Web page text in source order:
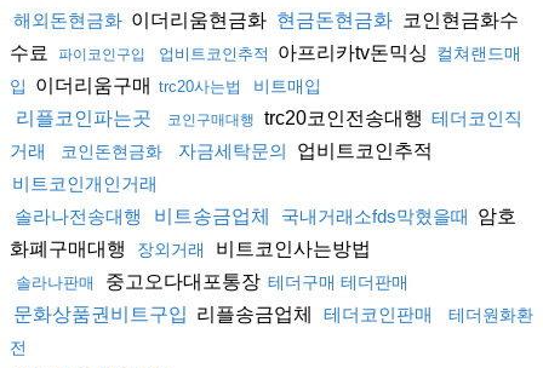
해외돈현금화 이더리움현금화 현금돈현금화 코인현금화수
수료
파이코인구입 업비트코인추적 아프리카tv돈믹싱
컬쳐랜드매
입
이더리움구매 trc20사는법 비트매입
리플코인파는곳 코인구매대행 trc20코인전송대행 테더코인직
거래
코인돈현금화 자금세탁문의 업비트코인추적
비트코인개인거래
솔라나전송대행
비트송금업체 국내거래소fds막혔을때
암호
화폐구매대행
장외거래 비트코인사는방법
솔라나판매 중고오다대포통장 테더구매 테더판매
문화상품권비트구입 리플송금업체 테더코인판매
테더원화환
전